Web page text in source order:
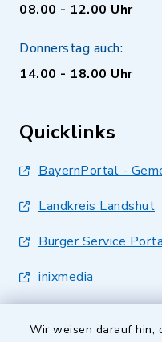
Wir weisen darauf hin,
08.00 - 12.00 Uhr
Donnerstag auch:
14.00 - 18.00 Uhr
Quicklinks
BayernPortal -
Landkreis Landshut
Bürger Service
inixmedia